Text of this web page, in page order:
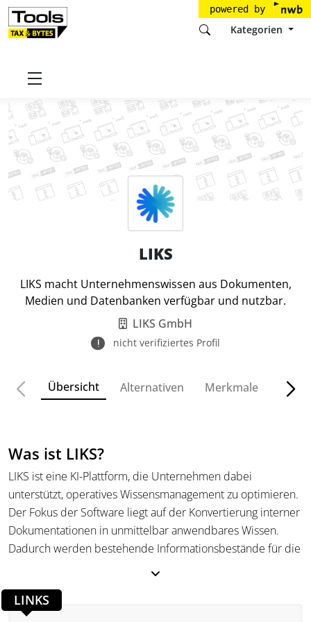
powered by
Kategorien
Startseite
LIKS
LIKS macht Unternehmenswissen aus Dokumenten,
Medien und Datenbanken verfügbar und nutzbar.
LIKS GmbH
nicht verifiziertes Profil
Übersicht Alternativen Merkmale
Was ist LIKS?
LIKS ist eine KI-Plattform, die Unternehmen dabei
unterstützt, operatives Wissensmanagement zu optimieren.
Der Fokus der Software liegt auf der Konvertierung interner
Dokumentationen in unmittelbar anwendbares Wissen.
Dadurch werden bestehende Informationsbestände für die
Management und KI-gestützter Kommunikation. Die
LINKS